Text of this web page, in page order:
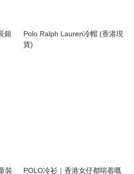
銀
Polo Ralph Lauren冷帽 (香港現
貨)
裝
POLO冷衫｜香港女仔都啱着嘅